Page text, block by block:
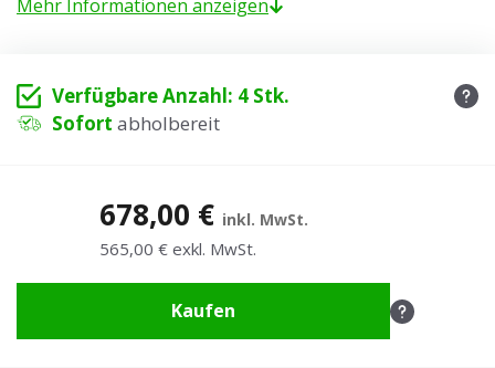
Mehr Informationen anzeigen
Verfügbare Anzahl: 4 Stk.
Sofort abholbereit
678,00 € inkl. MwSt.
565,00 € exkl. MwSt.
Kaufen